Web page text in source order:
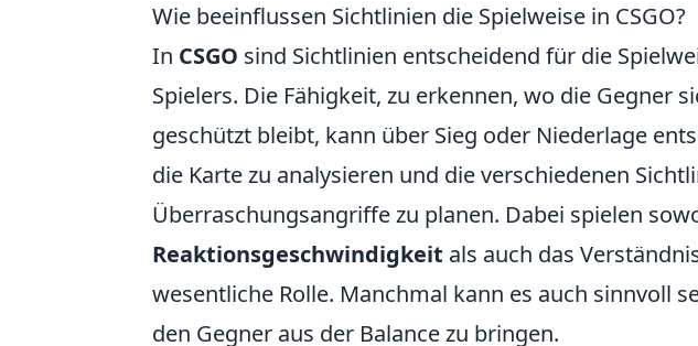
Wie beeinflussen Sichtlinien die Spielweise in CSGO?
In CSGO sind Sichtlinien entscheidend für die
Spielers. Die Fähigkeit, zu erkennen, wo die Gegner
geschützt bleibt, kann über Sieg oder Niederlage
die Karte zu analysieren und die verschiedenen
Überraschungsangriffe zu planen. Dabei spielen
Reaktionsgeschwindigkeit als auch das
wesentliche Rolle. Manchmal kann es auch sinnvoll
den Gegner aus der Balance zu bringen.